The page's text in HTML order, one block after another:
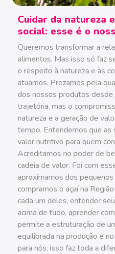
Cuidar da natureza
social: esse é o
Queremos transformar a
alimentos. Mas isso só faz
o respeito à natureza e às
atuamos. Prezamos pela
dos nossos produtos desde
trajetória, mas o
natureza e a geração de
tempo. Entendemos que as
valor nutritivo para quem
Acreditamos no poder de
cadeia de valor. Foi com
aproximamos dos
compramos o açaí na
cada um deles, entender
acima de tudo, aprender
permite a estruturação de
equilibrada na produção e
para nós, isso faz toda a